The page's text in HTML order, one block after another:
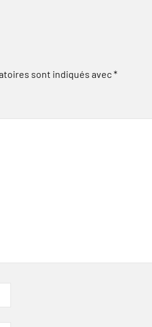
sont indiqués avec*